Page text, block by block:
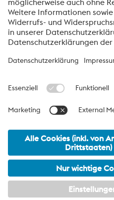
voestalpine High
GmbH
Die voestalpine High
eine österreichische
Metals Division des voestalpine-
Produktsegmente und ist
Werkzeugstähle und
voestalpine Group
meta footer DE AT
© 2026 voestalpine High
GmbH
Datenschutzmitteilung
AGB